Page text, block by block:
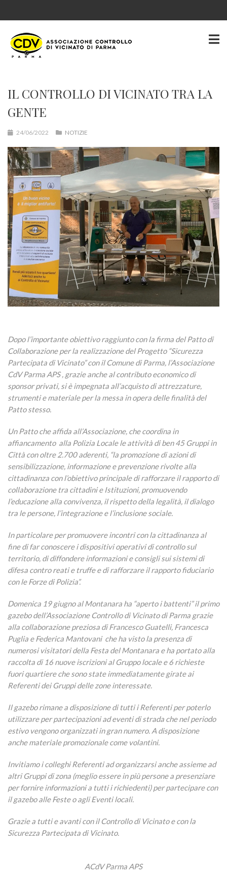
IL CONTROLLO DI VICINATO TRA LA
GENTE
24/06/2022 NOTIZIE
Dopo l’importante obiettivo raggiunto con la firma del Patto di
Collaborazione per la realizzazione del Progetto “Sicurezza
Partecipata di Vicinato” con il Comune di Parma, l’Associazione
CdV Parma APS , grazie anche al contributo economico di
sponsor privati, si è impegnata all’acquisto di attrezzature,
strumenti e materiale per la messa in opera delle finalità del
Patto stesso.
Un Patto che affida all’Associazione, che coordina in
affiancamento alla Polizia Locale le attività di ben 45 Gruppi in
Città con oltre 2.700 aderenti, “la promozione di azioni di
sensibilizzazione, informazione e prevenzione rivolte alla
cittadinanza con l’obiettivo principale di rafforzare il rapporto di
collaborazione tra cittadini e Istituzioni, promuovendo
l’educazione alla convivenza, il rispetto della legalità, il dialogo
tra le persone, l’integrazione e l’inclusione sociale.
In particolare per promuovere incontri con la cittadinanza al
fine di far conoscere i dispositivi operativi di controllo sul
territorio, di diffondere informazioni e consigli sui sistemi di
difesa contro reati e truffe e di rafforzare il rapporto fiduciario
con le Forze di Polizia”.
Domenica 19 giugno al Montanara ha “aperto i battenti” il primo
gazebo dell’Associazione Controllo di Vicinato di Parma grazie
alla collaborazione preziosa di Francesco Guatelli, Francesca
Puglia e Federica Mantovani che ha visto la presenza di
numerosi visitatori della Festa del Montanara e ha portato alla
raccolta di 16 nuove iscrizioni al Gruppo locale e 6 richieste
fuori quartiere che sono state immediatamente girate ai
Referenti dei Gruppi delle zone interessate.
Il gazebo rimane a disposizione di tutti i Referenti per poterlo
utilizzare per partecipazioni ad eventi di strada che nel periodo
estivo vengono organizzati in gran numero. A disposizione
anche materiale promozionale come volantini.
Invitiamo i colleghi Referenti ad organizzarsi anche assieme ad
altri Gruppi di zona (meglio essere in più persone a presenziare
per fornire informazioni a tutti i richiedenti) per partecipare con
il gazebo alle Feste o agli Eventi locali.
Grazie a tutti e avanti con il Controllo di Vicinato e con la
Sicurezza Partecipata di Vicinato.
ACdV Parma APS